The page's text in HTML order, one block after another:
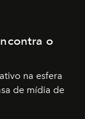
o
na esfera
de mídia de